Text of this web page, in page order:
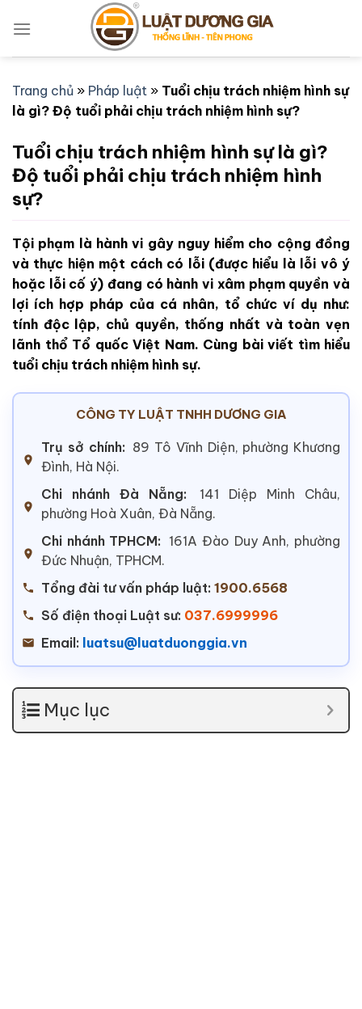
qua
Trang chủ » Pháp luật » Tuổi chịu trách nhiệm hình sự
là gì? Độ tuổi phải chịu trách nhiệm hình sự?
Tuổi chịu trách nhiệm hình sự là gì?
Độ tuổi phải chịu trách nhiệm hình
sự?
Tội phạm là hành vi gây nguy hiểm cho cộng đồng
và thực hiện một cách có lỗi (được hiểu là lỗi vô ý
hoặc lỗi cố ý) đang có hành vi xâm phạm quyền và
lợi ích hợp pháp của cá nhân, tổ chức ví dụ như:
tính độc lập, chủ quyền, thống nhất và toàn vẹn
lãnh thổ Tổ quốc Việt Nam. Cùng bài viết tìm hiểu
tuổi chịu trách nhiệm hình sự.
CÔNG TY LUẬT TNHH DƯƠNG GIA
Trụ sở chính: 89 Tô Vĩnh Diện, phường Khương
Đình, Hà Nội.
Chi nhánh Đà Nẵng:
141 Diệp Minh Châu,
phường Hoà Xuân, Đà Nẵng.
Chi nhánh TPHCM: 161A Đào Duy Anh, phường
Đức Nhuận, TPHCM.
Tổng đài tư vấn pháp luật: 1900.6568
Số điện thoại Luật sư: 037.6999996
Email: luatsu@luatduonggia.vn
Mục lục